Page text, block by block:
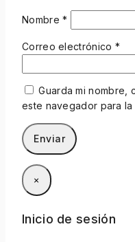
Nombre*
Correo electrónico *
Guarda mi
este navegador para
×
Inicio de sesión